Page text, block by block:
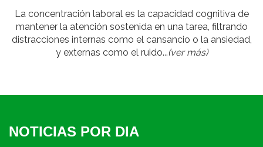
La concentración laboral es la capacidad cognitiva de
mantener la atención sostenida en una tarea, filtrando
distracciones internas como el cansancio o la ansiedad,
y externas como el ruido...(ver más)
NOTICIAS POR DIA